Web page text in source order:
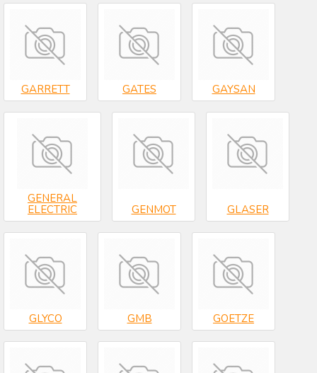
GARRETT GATES GAYSAN
GENERAL
ELECTRIC
GENMOT GLASER
GLYCO GMB GOETZE